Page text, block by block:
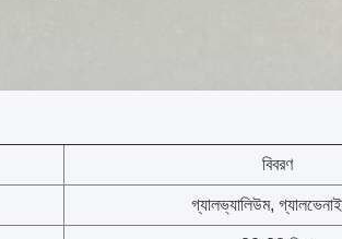
বিবরণ
গ্যালভ্যালিউম,